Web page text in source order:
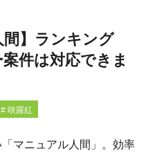
間】ランキング
件は対応できま
# 咲羅紅
マニュアル人間」。効率